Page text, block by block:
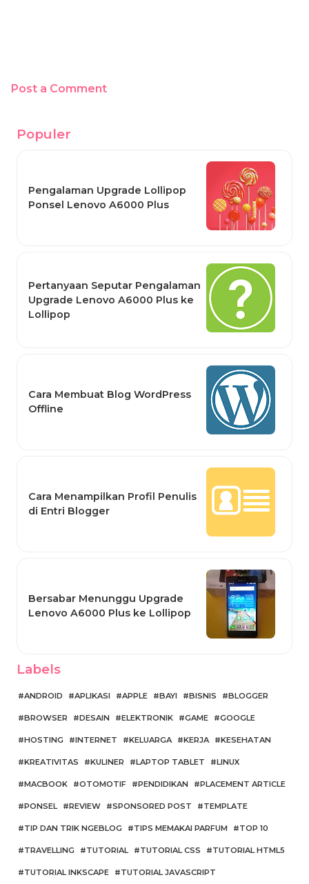
Post a Comment
Populer
Pengalaman Upgrade Lollipop
Ponsel Lenovo A6000 Plus
Pertanyaan Seputar Pengalaman
Upgrade Lenovo A6000 Plus ke
Lollipop
Cara Membuat Blog WordPress
Offline
Cara Menampilkan Profil Penulis
di Entri Blogger
Bersabar Menunggu Upgrade
Lenovo A6000 Plus ke Lollipop
Labels
ANDROID APLIKASI APPLE BAYI BISNIS BLOGGER
BROWSER DESAIN ELEKTRONIK GAME GOOGLE
HOSTING INTERNET KELUARGA KERJA KESEHATAN
KREATIVITAS KULINER LAPTOP TABLET LINUX
MACBOOK OTOMOTIF PENDIDIKAN PLACEMENT ARTICLE
PONSEL REVIEW SPONSORED POST TEMPLATE
TIP DAN TRIK NGEBLOG TIPS MEMAKAI PARFUM TOP 10
TRAVELLING TUTORIAL TUTORIAL CSS TUTORIAL HTML5
TUTORIAL INKSCAPE TUTORIAL JAVASCRIPT